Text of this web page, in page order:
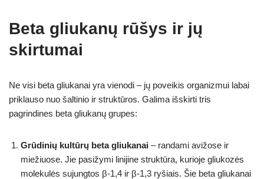
Beta gliukanų rūšys ir jų
skirtumai
Ne visi beta gliukanai yra vienodi – jų poveikis organizmui labai
priklauso nuo šaltinio ir struktūros. Galima išskirti tris
pagrindines beta gliukanų grupes:
Grūdinių kultūrų beta gliukanai – randami avižose ir
miežiuose. Jie pasižymi linijine struktūra, kurioje gliukozės
molekulės sujungtos β-1,4 ir β-1,3 ryšiais. Šie beta gliukanai